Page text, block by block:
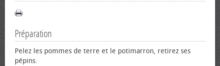
Préparation
Pelez les pommes de terre et le potimarron, retirez ses
pépins.